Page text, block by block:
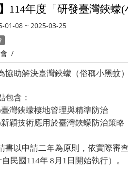
114年度「研發臺灣鋏蠓
01-08 ~ 2025-03-25
/
協助解決臺灣鋏蠓（俗稱小黑蚊）
包含：
臺灣鋏蠓棲地管理與精準防治
新穎技術應用於臺灣鋏蠓防治策略
書以申請二年為原則，依實際審
國114年 8月1日開始執行）。